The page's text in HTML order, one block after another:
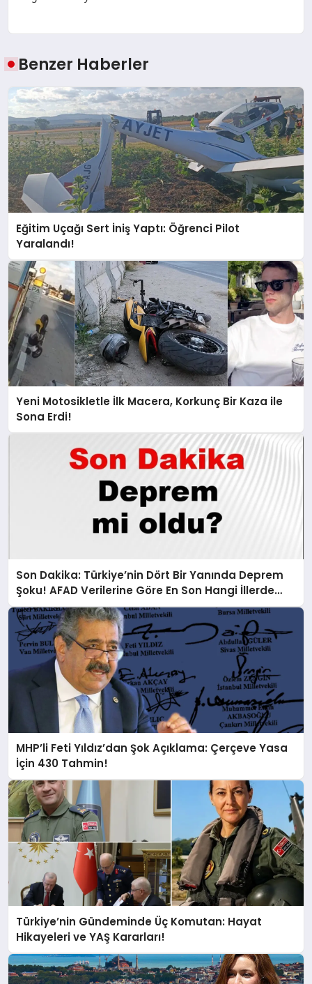
Benzer Haberler
Eğitim Uçağı Sert İniş Yaptı: Öğrenci Pilot
Yaralandı!
Yeni Motosikletle İlk Macera, Korkunç Bir Kaza ile
Sona Erdi!
Son Dakika: Türkiye’nin Dört Bir Yanında Deprem
Şoku! AFAD Verilerine Göre En Son Hangi İllerde
Sallandı?
MHP’li Feti Yıldız’dan Şok Açıklama: Çerçeve Yasa
İçin 430 Tahmin!
Türkiye’nin Gündeminde Üç Komutan: Hayat
Hikayeleri ve YAŞ Kararları!